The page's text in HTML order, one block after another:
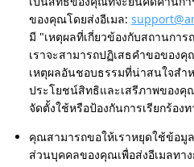
ของคุณโดยส่งอีเมล:
มี "เหตุผลที่เกี่ยวข้องกับสถานกา
เราจะสามารถปฏิเสธคำขอของ
เหตุผลอันชอบธรรมที่น่าสนใจสำ
ประโยชน์สิทธิและเสรีภาพของคุ
จัดตั้งใช้หรือป้องกันการเรียกร้อง
คุณสามารถขอให้เราหยุดใช้ข้อมู
ส่วนบุคคลของคุณเพื่อส่งอีเมลทา